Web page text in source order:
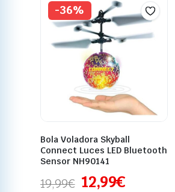
-36%
Bola Voladora Skyball
Connect Luces LED Bluetooth
Sensor NH90141
19,99€ 12,99€